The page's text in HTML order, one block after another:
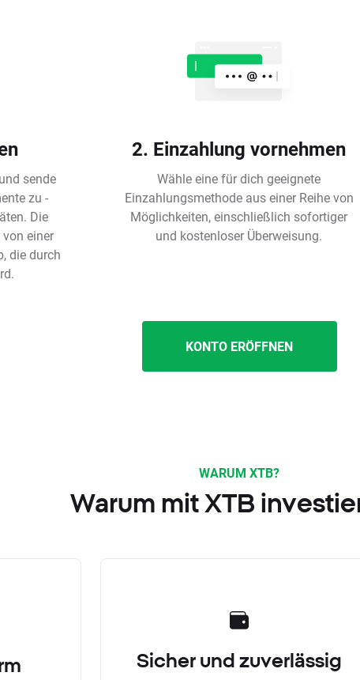
sende
zu -
Die
einer
die durch
2. Einzahlung vornehmen
Wähle eine für dich geeignete
Einzahlungsmethode aus einer Reihe von
Möglichkeiten, einschließlich sofortiger
und kostenloser Überweisung.
KONTO ERÖFFNEN
WARUM XTB?
Warum mit XTB
Sicher und zuverlässig